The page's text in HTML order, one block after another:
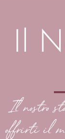
Il
Il nostro
offrirti il